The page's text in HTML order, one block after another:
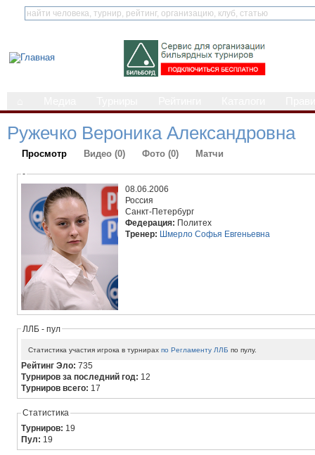
Ружечко Вероника Александровна
Просмотр Видео (0) Фото (0) Матчи
-
08.06.2006
Россия
Санкт-Петербург
Федерация: Политех
Тренер: Шмерло Софья Евгеньевна
ЛЛБ - пул
Статистика участия игрока в турнирахпо Регламенту ЛЛБ по пулу.
Рейтинг Эло:735
Турниров за последний год: 12
Турниров всего: 17
Статистика
Турниров: 19
Пул: 19